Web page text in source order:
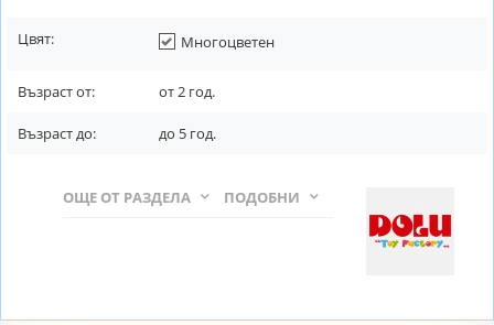
Цвят: Многоцветен
Възраст от: от2 год.
Възраст до: до 5 год.
ПОДОБНИ
ОЩЕ ОТ РАЗДЕЛА